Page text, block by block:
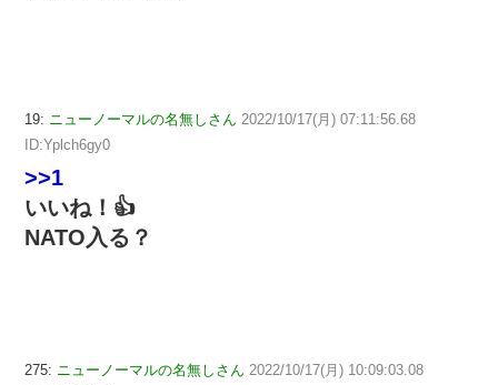
19: ニューノーマルの名無しさん 2022/10/17(月) 07:11:56.68
ID:Yplch6gy0
>>1
いいね！👍
NATO入る？
275: ニューノーマルの名無しさん 2022/10/17(月) 10:09:03.08